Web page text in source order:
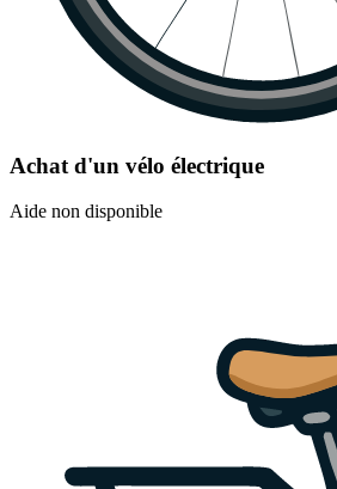
Achat d'un vélo électrique
Aide non disponible